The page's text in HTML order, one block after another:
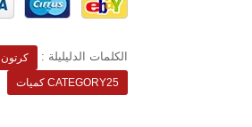
الكلمات الدليليلة : كرتون
CATEGORY25 كميات